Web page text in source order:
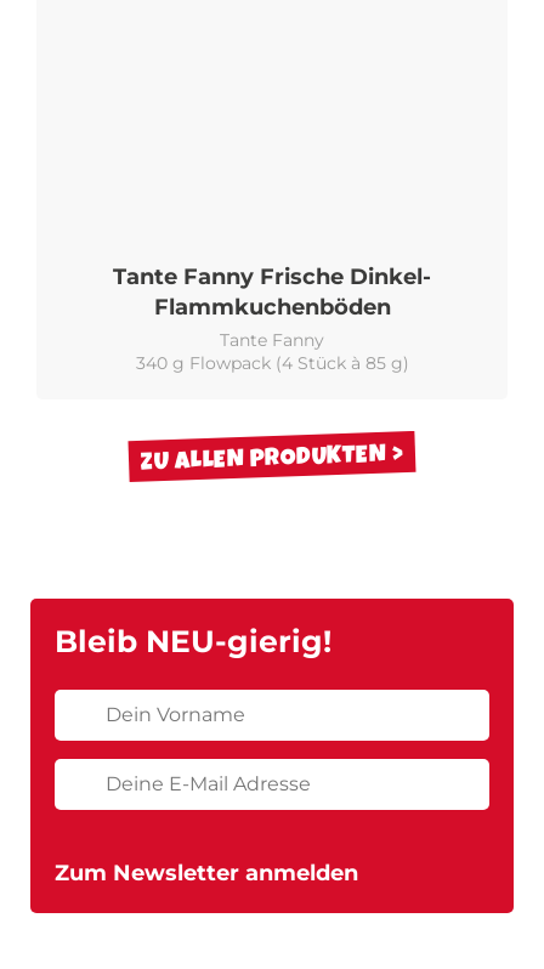
Tante Fanny Frische Dinkel-
Flammkuchenböden
Tante Fanny
340 g Flowpack (4 Stück à 85 g)
ZU ALLEN PRODUKTEN
Bleib NEU-gierig!